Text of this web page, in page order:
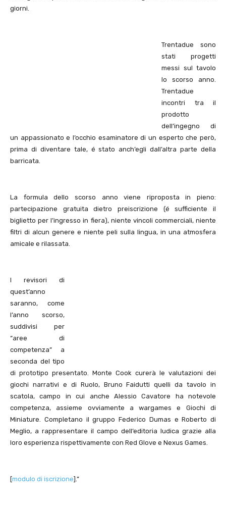
giorni.
Trentadue sono
stati progetti
messi sul tavolo
lo scorso anno.
Trentadue
incontri tra il
prodotto
dell’ingegno di
un appassionato e l’occhio esaminatore di un esperto che però,
prima di diventare tale, é stato anch’egli dall’altra parte della
barricata.
La formula dello scorso anno viene riproposta in pieno:
partecipazione gratuita dietro preiscrizione (é sufficiente il
biglietto per l’ingresso in fiera), niente vincoli commerciali, niente
filtri di alcun genere e niente peli sulla lingua, in una atmosfera
amicale e rilassata.
I revisori di
quest’anno
saranno, come
l’anno scorso,
suddivisi per
“aree di
competenza” a
seconda del tipo
di prototipo presentato. Monte Cook curerà le valutazioni dei
giochi narrativi e di Ruolo, Bruno Faidutti quelli da tavolo in
scatola, campo in cui anche Alessio Cavatore ha notevole
competenza, assieme ovviamente a wargames e Giochi di
Miniature. Completano il gruppo Federico Dumas e Roberto di
Meglio, a rappresentare il campo dell’editoria ludica grazie alla
loro esperienza rispettivamente con Red Glove e Nexus Games.
[modulo di iscrizione].”